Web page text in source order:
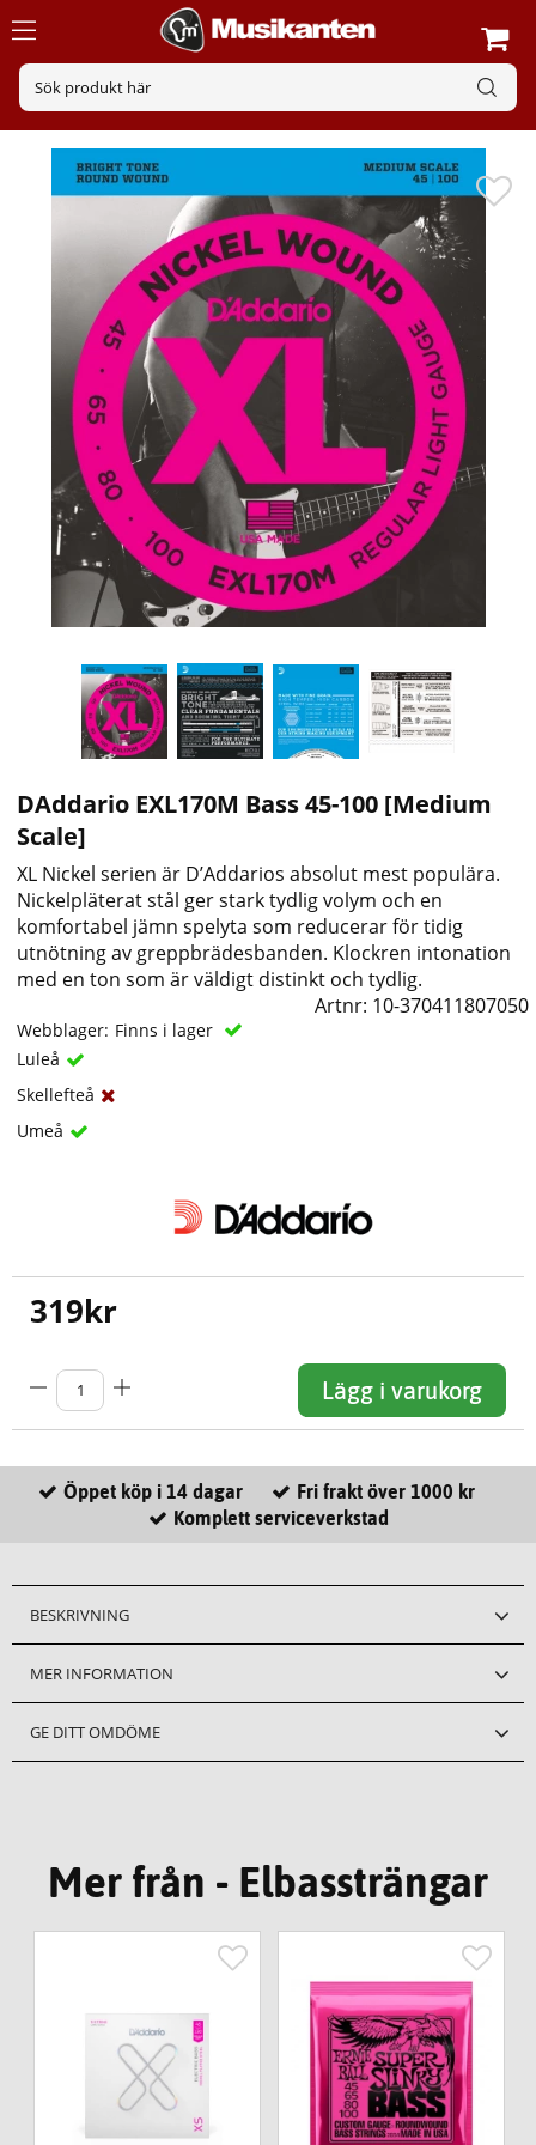
DAddario EXL170M Bass 45-100 [Medium
Scale]
XL Nickel serien är D’Addarios absolut mest populära.
Nickelpläterat stål ger stark tydlig volym och en
komfortabel jämn spelyta som reducerar för tidig
utnötning av greppbrädesbanden. Klockren intonation
med en ton som är väldigt distinkt och tydlig.
Artnr: 10-370411807050
Webblager: Finns i lager
Luleå
Skellefteå
Umeå
319kr
Lägg i varukorg
Öppet köp i 14 dagar
Fri frakt över 1000 kr
Komplett serviceverkstad
BESKRIVNING
MER INFORMATION
GE DITT OMDÖME
Mer från - Elbassträngar